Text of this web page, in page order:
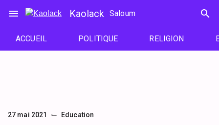
menu Kaolack Saloum search
ACCUEIL POLITIQUE RELIGION
27 mai 2021 ⌙ Education